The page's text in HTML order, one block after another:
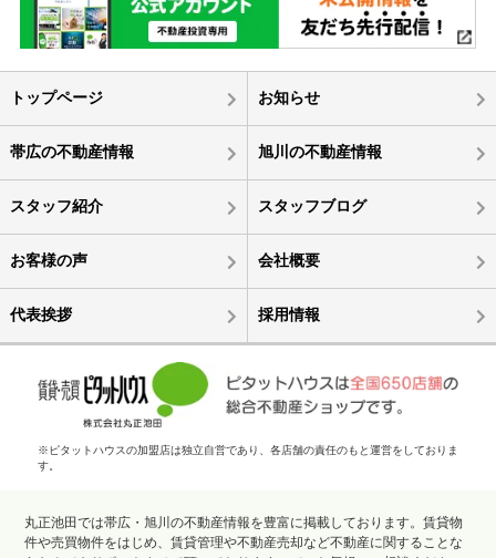
トップページ お知らせ
帯広の不動産情報 旭川の不動産情報
スタッフ紹介 スタッフブログ
お客様の声 会社概要
代表挨拶 採用情報
※ピタットハウスの加盟店は独立自営であり、各店舗の責任のもと運営をしておりま
す。
丸正池田では帯広・旭川の不動産情報を豊富に掲載しております。賃貸物
件や売買物件をはじめ、賃貸管理や不動産売却など不動産に関することな